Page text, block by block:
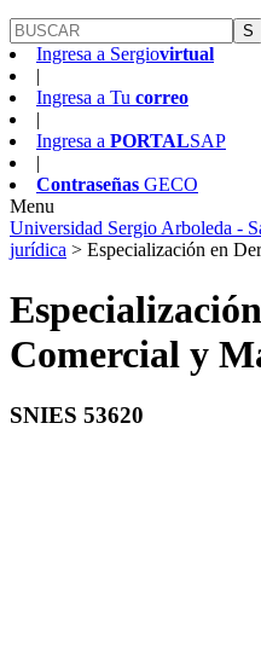
S
Ingresa a Sergiovirtual
Ingresa a Tu correo
Ingresa a PORTALSAP
Contraseñas GECO
Menu
Universidad Sergio Arboleda -
jurídica > Especialización en
Comercial y
SNIES 53620